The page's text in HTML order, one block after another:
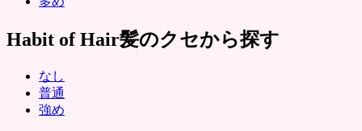
Habit of Hair髪のクセから探す
なし
普通
強め